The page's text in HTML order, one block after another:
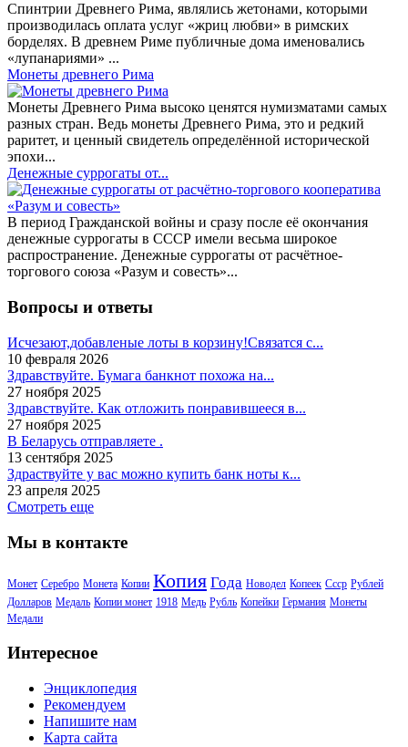
Спинтрии Древнего Рима, являлись жетонами, которыми
производилась оплата услуг «жриц любви» в римских
борделях. В древнем Риме публичные дома именовались
«лупанариями» ...
Монеты древнего Рима
Монеты Древнего Рима высоко ценятся нумизматами самых
разных стран. Ведь монеты Древнего Рима, это и редкий
раритет, и ценный свидетель определённой исторической
эпохи...
Денежные суррогаты от...
В период Гражданской войны и сразу после её окончания
денежные суррогаты в СССР имели весьма широкое
распространение. Денежные суррогаты от расчётное-
торгового союза «Разум и совесть»...
Вопросы и ответы
Исчезают,добавленые лоты в корзину!Связатся с...
10 февраля 2026
Здравствуйте. Бумага банкнот похожа на...
27 ноября 2025
Здравствуйте. Как отложить понравившееся в...
27 ноября 2025
В Беларусь отправляете .
13 сентября 2025
Здраствуйте у вас можно купить банк ноты к...
23 апреля 2025
Смотреть еще
Мы в контакте
Монет Серебро Монета Копии Копия Года Новодел Копеек Ссср Рублей
Долларов Медаль Копии монет 1918 Медь Рубль Копейки Германия Монеты
Медали
Интересное
Энциклопедия
Рекомендуем
Напишите нам
Карта сайта